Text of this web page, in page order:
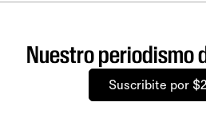
Nuestro periodismo
Suscribite por